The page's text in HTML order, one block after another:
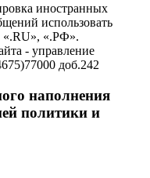
иностранных
использовать
«.RU», «.РФ».
- управление
доб.242
наполнения
политики и